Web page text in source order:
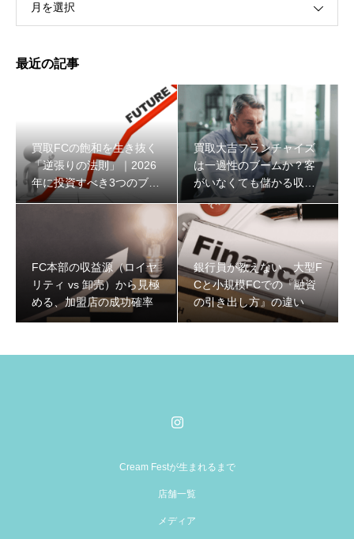
月を選択
最近の記事
買取FCの飽和を生き抜く
「逆張りの法則」｜2026
年に投資すべき3つのブル
ーオーシャンと収益構造
買取大吉フランチャイズ
は一過性のブームか？客
がいなくても儲かる収益
構造と2026年の生存戦略
FC本部の収益源（ロイヤ
リティ vs 卸売）から見極
める、加盟店の成功確率
銀行員が教えない、大型F
Cと小規模FCでの『融資
の引き出し方』の違い
Cream Festが生まれるまで
店舗一覧
メディア